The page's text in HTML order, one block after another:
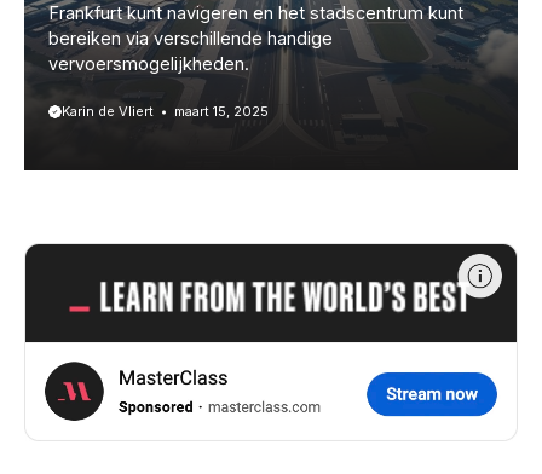
Frankfurt kunt navigeren en het stadscentrum kunt
bereiken via verschillende handige
vervoersmogelijkheden.
Karin de Vliert maart 15, 2025